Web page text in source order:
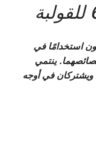
النايلون 6 والنايلون 66 للقولبة
استخدامًا في
ينتمي
ويشتركان في أوجه